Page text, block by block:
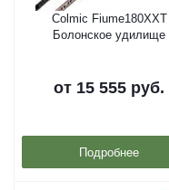
Colmic Fiume180XXT
Болонское удилище
от 15 555 руб.
Подробнее